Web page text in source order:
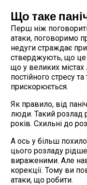
Що таке
Перш ніж
атаки, поговоримо
недуги страждає
стверджують, що це
що у великих
постійного стресу
прискорюється.
Як правило, від
люди. Такий розлад
років. Схильні до
А ось у більш
цього розладу
вираженими. Але
корекції. Тому ви
атаки, що робити.